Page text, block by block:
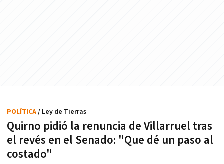
Quirno pidió la renuncia de Villarruel tras
el revés en el Senado: "Que dé un paso al
costado"
POLÍTICA/ Ley de Tierras